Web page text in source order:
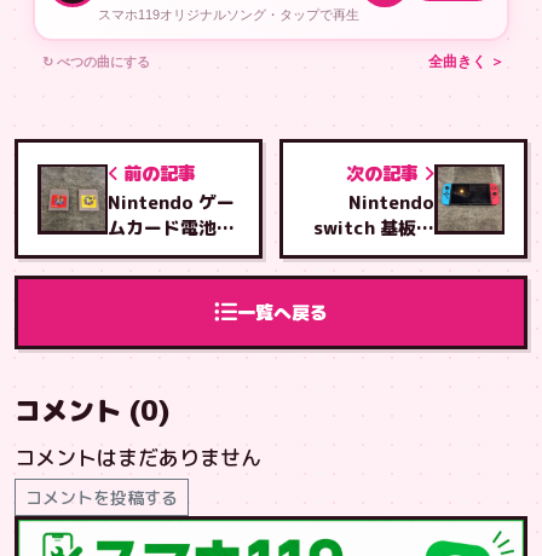
スマホ119オリジナルソング・タップで再生
↻ べつの曲にする 全曲きく ＞
前の記事
Nintendo ゲー
ムカード電池交
換
一覧へ戻る
次の記事
Nintendo
switch 基板類
クリーニング修
理
コメント (0)
コメントはまだありません
コメントを投稿する